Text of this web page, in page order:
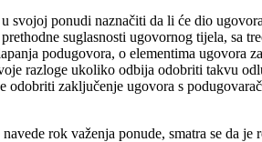
svojoj ponudi naznačiti da li će dio
suglasnosti ugovornog tijela,
podugovora, o elementima
razloge ukoliko odbija odobriti takvu
zaključenje ugovora s
rok važenja ponude, smatra se da je